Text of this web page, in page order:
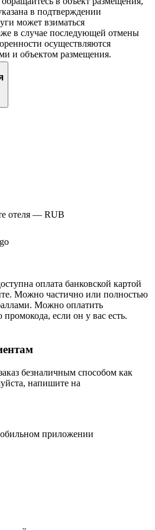
в подтверждении
может взиматься
в случае последующей отмены
осуществляются
и объектом размещения.
отеля — RUB
оплата банковской картой
Можно частично или полностью
Можно оплатить
если он у вас есть.
безналичным способом как
напишите на
приложении